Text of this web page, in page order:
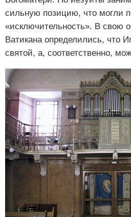
сильную позицию, что могли
«исключительность». В свою
Ватикана определились, что
святой, а, соответственно,